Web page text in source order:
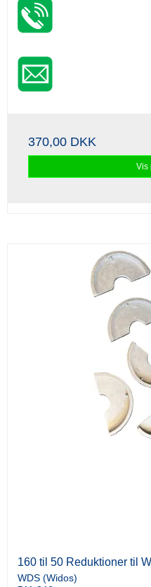
370,00 DKK
Vis
160 til 50 Reduktioner til
WDS (Widos)